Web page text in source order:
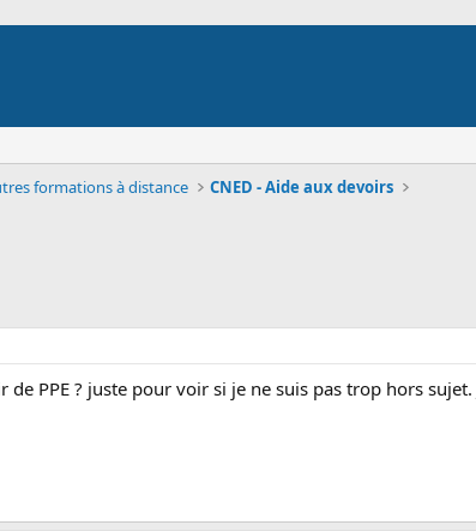
formations à distance CNED - Aide aux devoirs
PPE ? juste pour voir si je ne suis pas trop hors